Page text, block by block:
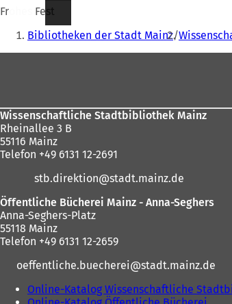
Frohes Fest
Sie
befinden
Bibliotheken der Stadt Mainz
Wissenschaftliche Stadtbibliothek Mainz
Rheinallee 3 B
55116 Mainz
Telefon +49 6131 12-2691
stb.direktion
stadt.mainz de
Öffentliche Bücherei Mainz - Anna-Seghers
Anna-Seghers-Platz
55118 Mainz
Telefon +49 6131 12-2659
oeffentliche.buecherei
stadt.mainz de
Online-Katalog Wissenschaftliche